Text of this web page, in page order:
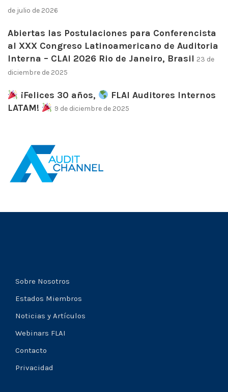
de julio de 2026
Abiertas las Postulaciones para Conferencista
al XXX Congreso Latinoamericano de Auditoria
Interna – CLAI 2026 Rio de Janeiro, Brasil 23 de
diciembre de 2025
¡Felices 30 años,
FLAI Auditores Internos
LATAM!
9 de diciembre de 2025
Sobre Nosotros
Estados Miembros
Noticias y Artículos
Webinars FLAI
Contacto
Privacidad